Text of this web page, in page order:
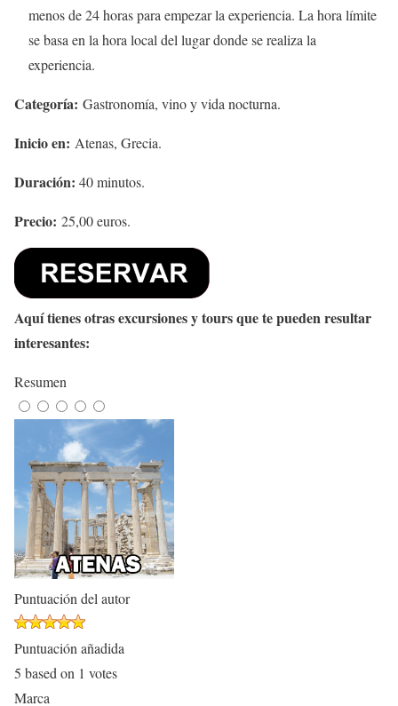
menos de 24 horas para empezar la experiencia. La hora límite
se basa en la hora local del lugar donde se realiza la
experiencia.
Categoría: Gastronomía, vino y vida nocturna.
Inicio en: Atenas, Grecia.
Duración: 40 minutos.
Precio: 25,00 euros.
Aquí tienes otras excursiones y tours que te pueden resultar
interesantes:
Resumen
Puntuación del autor
Puntuación añadida
5 based on 1 votes
Marca